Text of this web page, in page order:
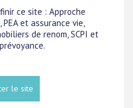
ce site : Approche
et assurance vie,
de renom, SCPI et
le site